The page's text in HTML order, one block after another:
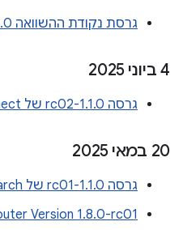
גרסת נקודת ההשוואה 1.4.0-rc01
‫4 ביוני 2025
גרסה 1.1.0-rc02 של Health Connect
‫20 במאי 2025
גרסה 1.1.0-rc01 של AppSearch
Version 1.8.0-rc01